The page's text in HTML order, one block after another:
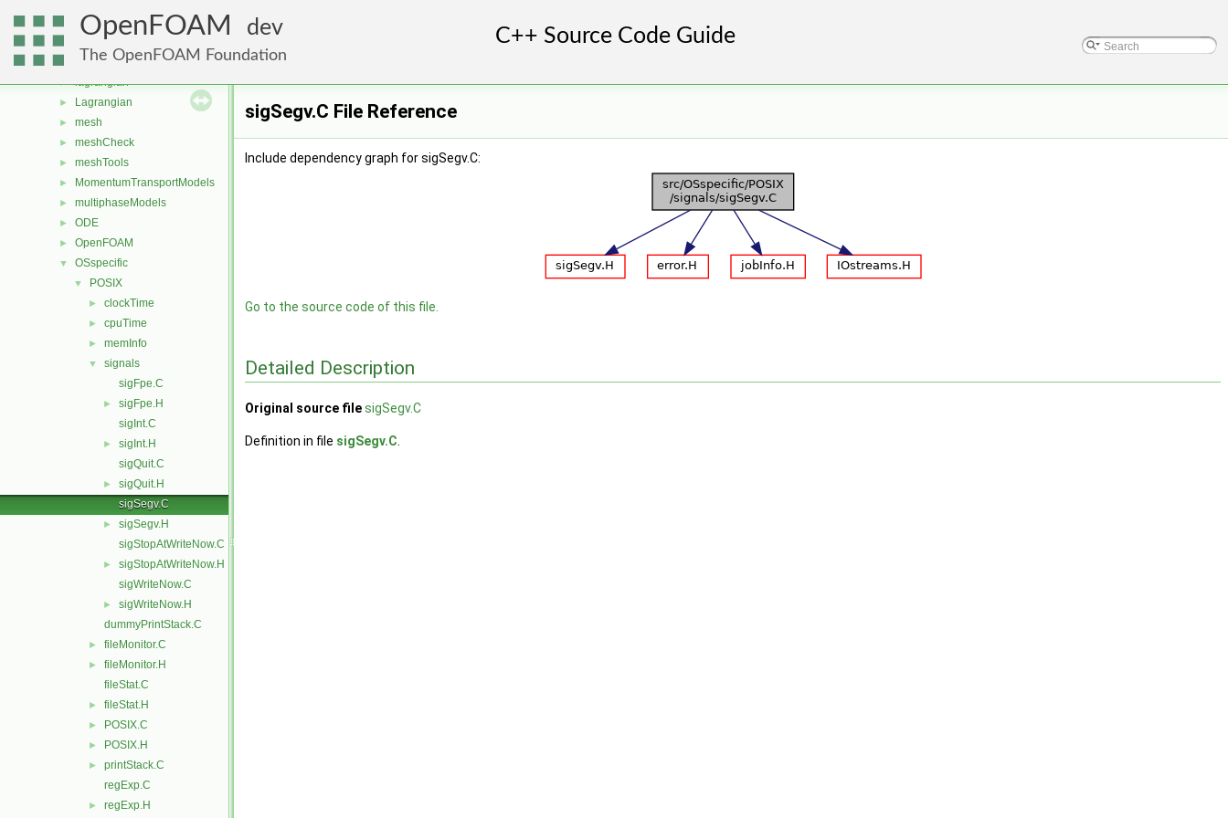
OpenFOAM dev
The OpenFOAM Foundation
fvMeshTopoChangers
fvModels
generic
► lagrangian
► Lagrangian
► mesh
► meshCheck
► meshTools
► MomentumTransportModels
► multiphaseModels
► ODE
► OpenFOAM
▼ OSspecific
▼ POSIX
► clockTime
► cpuTime
► memInfo
▼
signals
sigFpe.C
►
sigFpe.H
sigInt.C
►
sigInt.H
sigQuit.C
►
sigQuit.H
sigSegv.C
►
sigSegv.H
sigStopAtWriteNow.C
►
sigStopAtWriteNow.H
sigWriteNow.C
►
sigWriteNow.H
dummyPrintStack.C
► fileMonitor.C
►
fileMonitor.H
fileStat.C
► fileStat.H
► POSIX.C
► POSIX.H
►
printStack.C
regExp.C
► regExp.H
sigSegv.C File Reference
Include dependency graph for sigSegv.C:
Go to the source code of this file.
Detailed Description
Original source filesigSegv.C
Definition in file sigSegv.C